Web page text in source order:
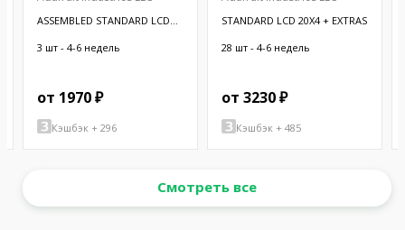
ASSEMBLED STANDARD LCD
3 шт - 4-6 недель
от 1970 ₽
Кэшбэк + 296
STANDARD LCD 20X4 + EXTRAS
28 шт - 4-6 недель
от 3230 ₽
Кэшбэк + 485
Смотреть все